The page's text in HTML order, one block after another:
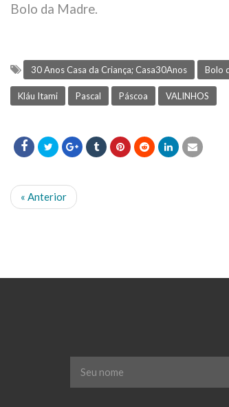
Bolo da Madre.
30 Anos Casa da Criança; Casa30Anos Bolo
Kláu Itami Pascal Páscoa VALINHOS
« Anterior